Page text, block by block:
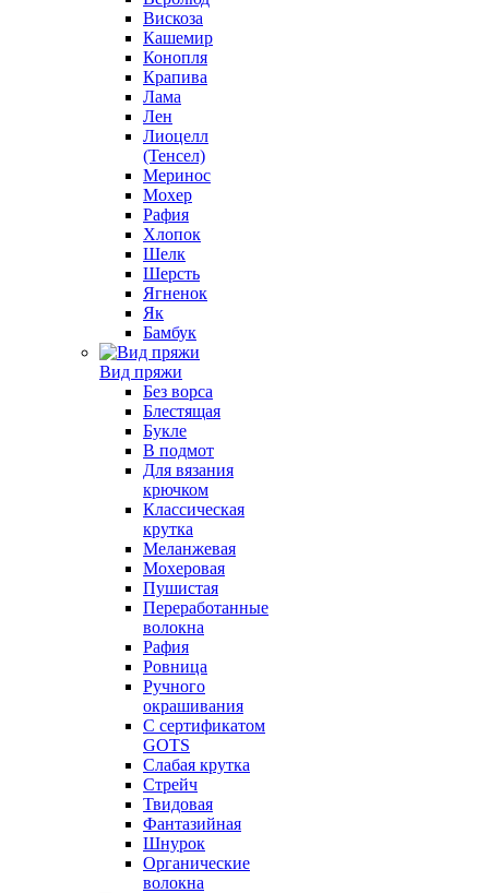
Вискоза
Кашемир
Конопля
Крапива
Лама
Лен
Лиоцелл
(Тенсел)
Меринос
Мохер
Рафия
Хлопок
Шелк
Шерсть
Ягненок
Як
Бамбук
Вид пряжи
Без ворса
Блестящая
Букле
В подмот
Для вязания
крючком
Классическая
крутка
Меланжевая
Мохеровая
Пушистая
Переработанные
волокна
Рафия
Ровница
Ручного
окрашивания
С сертификатом
GOTS
Слабая крутка
Стрейч
Твидовая
Фантазийная
Шнурок
Органические
волокна